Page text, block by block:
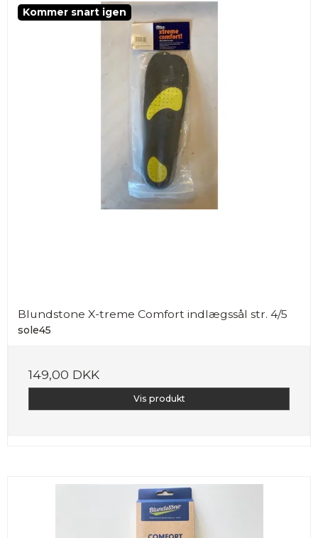
Kommer snart igen
Blundstone X-treme Comfort indlægssål str. 4/5
sole45
149,00 DKK
Vis produkt